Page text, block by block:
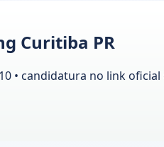
Curitiba PR
• candidatura no link